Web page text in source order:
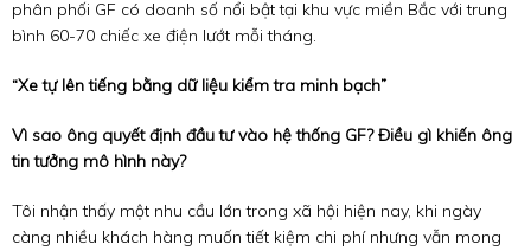
phân phối GF có doanh số nổi bật tại khu vực miền Bắc với trung
bình 60-70 chiếc xe điện lướt mỗi tháng.
“Xe tự lên tiếng bằng dữ liệu kiểm tra minh bạch”
Vì sao ông quyết định đầu tư vào hệ thống GF? Điều gì khiến ông
tin tưởng mô hình này?
Tôi nhận thấy một nhu cầu lớn trong xã hội hiện nay, khi ngày
càng nhiều khách hàng muốn tiết kiệm chi phí nhưng vẫn mong